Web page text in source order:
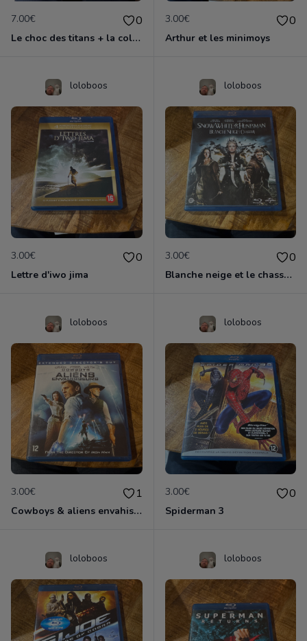
7.00€ 0
Le choc des titans + la colere des titans
3.00€ 0
Arthur et les minimoys
loloboos
3.00€ 0
Lettre d'iwo jima
loloboos
3.00€ 0
Blanche neige et le chasseur
loloboos
3.00€ 1
Cowboys & aliens envahisseurs
loloboos
3.00€ 0
Spiderman 3
loloboos loloboos